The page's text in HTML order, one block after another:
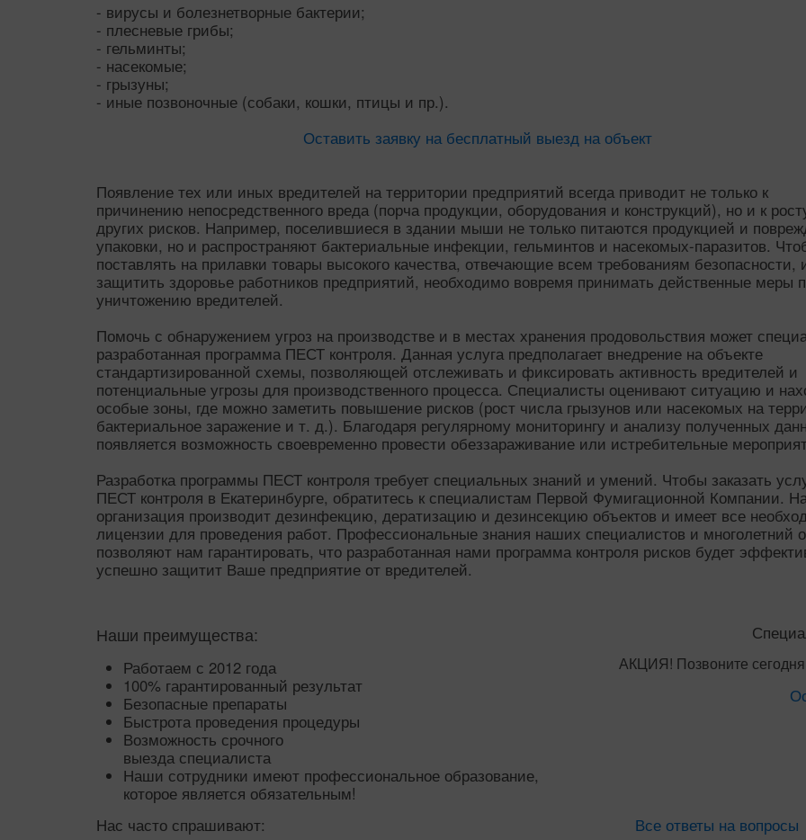
- вирусы и болезнетворные бактерии;
- плесневые грибы;
- гельминты;
- насекомые;
- грызуны;
- иные позвоночные (собаки, кошки, птицы и пр.).
Оставить заявку на бесплатный выезд на объект
Появление тех или иных вредителей на территории предприятий всегда приводит не только к
причинению непосредственного вреда (порча продукции, оборудования и конструкций), но и к
других рисков. Например, поселившиеся в здании мыши не только питаются продукцией и
упаковки, но и распространяют бактериальные инфекции, гельминтов и насекомых-паразитов.
поставлять на прилавки товары высокого качества, отвечающие всем требованиям безопасности,
защитить здоровье работников предприятий, необходимо вовремя принимать действенные меры
уничтожению вредителей.
Помочь с обнаружением угроз на производстве и в местах хранения продовольствия может
разработанная программа ПЕСТ контроля. Данная услуга предполагает внедрение на объекте
стандартизированной схемы, позволяющей отслеживать и фиксировать активность вредителей и
потенциальные угрозы для производственного процесса. Специалисты оценивают ситуацию и
особые зоны, где можно заметить повышение рисков (рост числа грызунов или насекомых на
бактериальное заражение и т. д.). Благодаря регулярному мониторингу и анализу полученных
появляется возможность своевременно провести обеззараживание или истребительные
Разработка программы ПЕСТ контроля требует специальных знаний и умений. Чтобы заказать
ПЕСТ контроля в Екатеринбурге, обратитесь к специалистам Первой Фумигационной Компании.
организация производит дезинфекцию, дератизацию и дезинсекцию объектов и имеет все
лицензии для проведения работ. Профессиональные знания наших специалистов и многолетний
позволяют нам гарантировать, что разработанная нами программа контроля рисков будет
успешно защитит Ваше предприятие от вредителей.
Наши преимущества:
Работаем с 2012 года
100% гарантированный результат
Безопасные препараты
Быстрота проведения процедуры
Возможность срочного
выезда специалиста
Наши сотрудники имеют профессиональное образование,
которое является обязательным!
АКЦИЯ! Позвоните сегодня
Нас часто спрашивают: Все ответы на вопросы